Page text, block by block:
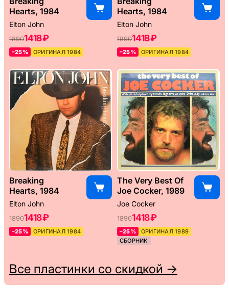
Hearts, 1984
Elton John
18901418 ₽
–25% ОРИГИНАЛ 1984
Hearts, 1984
Elton John
18901418 ₽
–25% ОРИГИНАЛ 1984
Breaking
Hearts, 1984
Elton John
18901418 ₽
–25% ОРИГИНАЛ 1984
The Very Best Of
Joe Cocker, 1989
Joe Cocker
18901418 ₽
–25%
ОРИГИНАЛ 1989
СБОРНИК
Все пластинки со скидкой →